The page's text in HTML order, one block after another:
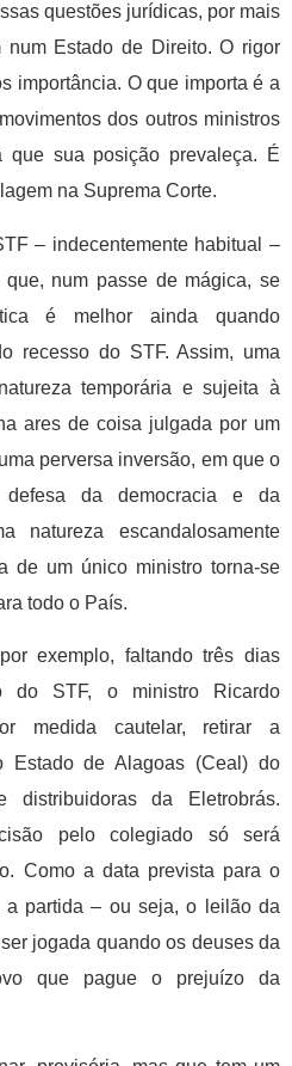
questões jurídicas, por mais
num Estado de Direito. O rigor
importância. O que importa é a
dos outros ministros
que sua posição prevaleça. É
na Suprema Corte.
– indecentemente habitual –
num passe de mágica, se
é melhor ainda quando
recesso do STF. Assim, uma
temporária e sujeita à
ares de coisa julgada por um
perversa inversão, em que o
da democracia e da
natureza escandalosamente
de um único ministro torna-se
todo o País.
exemplo, faltando três dias
do STF, o ministro Ricardo
medida cautelar, retirar a
Estado de Alagoas (Ceal) do
distribuidoras da Eletrobrás.
pelo colegiado só será
Como a data prevista para o
partida – ou seja, o leilão da
jogada quando os deuses da
que pague o prejuízo da